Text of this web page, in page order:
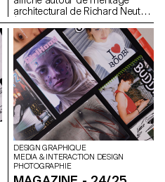
architectural de Richard Neutra.
À partir de sa pensée
moderniste et de ses principes
formels — lignes épurées,
transparence, géométrie
rigoureuse, intégration
paysagère — chaque élève a
réinterprété visuellement ses
idées dans un format
graphique en 2D.
DESIGN GRAPHIQUE
MEDIA & INTERACTION DESIGN
PHOTOGRAPHIE